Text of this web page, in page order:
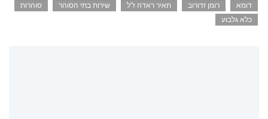
דומא
רומן זדורוב תאיר ראדה ז"ל שירות בתי הסוהר
סוהרות
כלא גלבוע